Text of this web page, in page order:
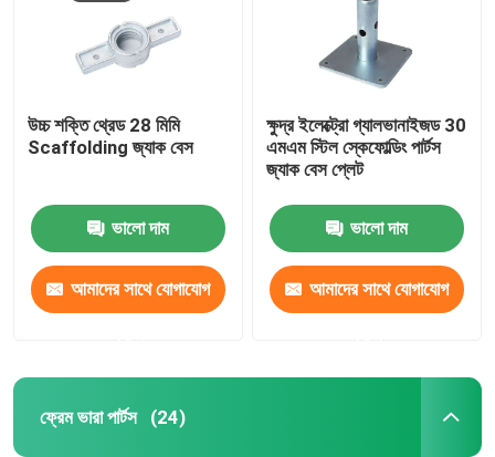
পণ্য
উচ্চ শক্তি থ্রেড 28 মিমি
Scaffolding জ্যাক বেস
ভালো দাম
আমাদের সাথে যোগাযোগ
ক্ষুদ্র ইলেক্ট্রো গ্যালভানাইজড 30
এমএম স্টিল স্কেফোল্ডিং পার্টস
জ্যাক বেস প্লেট
ভালো দাম
আমাদের সাথে যোগাযোগ
ফ্রেম ভারা পার্টস (24)